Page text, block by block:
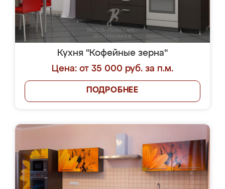
Кухня "Кофейные зерна"
Цена: от 35 000 руб. за п.м.
ПОДРОБНЕЕ